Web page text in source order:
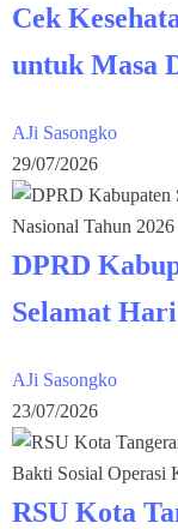
Cek
untuk Masa
AJi Sasongko
29/07/2026
DPRD
Selamat
AJi Sasongko
23/07/2026
RSU Kota